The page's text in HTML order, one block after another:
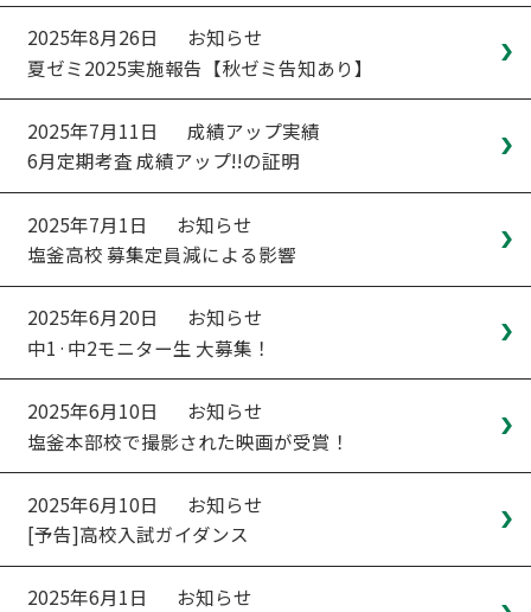
2025年8月26日
お知らせ
夏ゼミ2025実施報告【秋ゼミ告知あり】
2025年7月11日
成績アップ実績
6月定期考査 成績アップ!!の証明
2025年7月1日
お知らせ
塩釜高校 募集定員減による影響
2025年6月20日
お知らせ
中1·中2モニター生 大募集！
2025年6月10日
お知らせ
塩釜本部校で撮影された映画が受賞！
2025年6月10日
お知らせ
[予告]高校入試ガイダンス
2025年6月1日
お知らせ